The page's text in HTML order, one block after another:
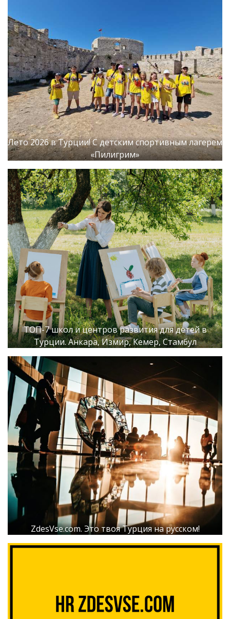
Лето 2026 в Турции! С детским спортивным лагерем
«Пилигрим»
ТОП-7 школ и центров развития для детей в
Турции. Анкара, Измир, Кемер, Стамбул
ZdesVse.com. Это твоя Турция на русском!